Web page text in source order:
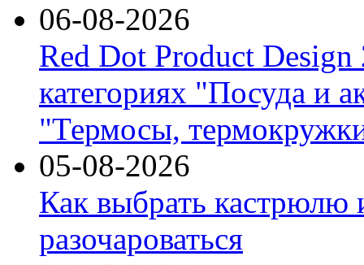
06-08-2026
Red Dot Product Design
категориях "Посуда и
"Термосы,
05-08-2026
Как выбрать кастрюлю
разочароваться